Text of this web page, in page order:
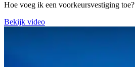
Hoe voeg ik een voorkeursvestiging toe?
Bekijk video